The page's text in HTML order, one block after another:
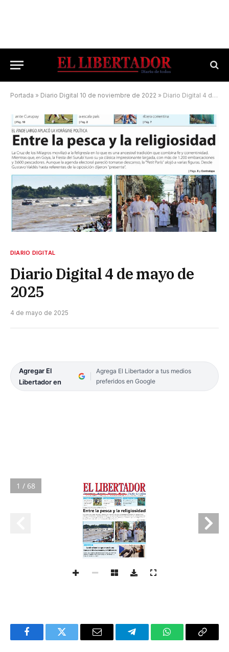
Portada » Diario Digital 10 de noviembre de 2022 » Diario Digital 4 de mayo de 2025
DIARIO DIGITAL
Diario Digital 4 de mayo de
2025
4 de mayo de 2025
Agregar El
Libertador en
Agrega El Libertador a tus medios
preferidos en Google
1 / 68
FacebookTwitter Email TelegramWhatsAppCopy